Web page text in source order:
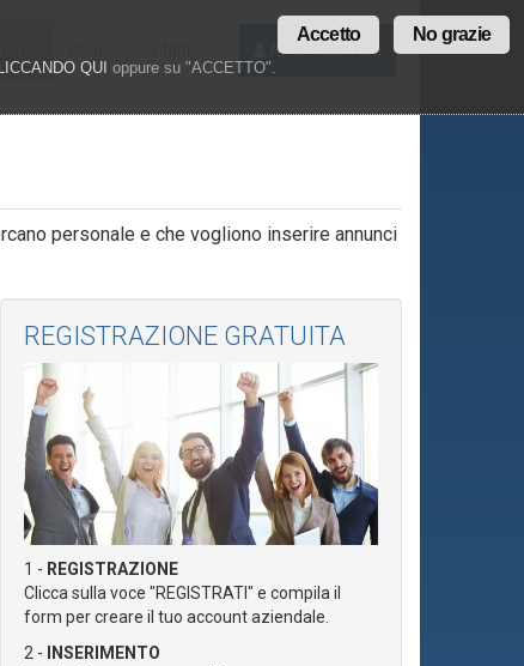
Area Riservata
personale e che vogliono inserire annunci
REGISTRAZIONE GRATUITA
1 - REGISTRAZIONE
Clicca sulla voce "REGISTRATI" e compila il
form per creare il tuo account aziendale.
2 -
INSERIMENTO
QUI oppure su "ACCETTO".
No grazie
Accetto